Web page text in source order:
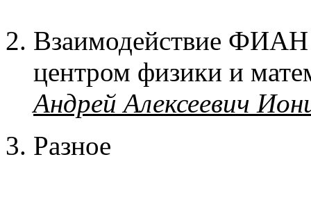
Взаимодействие
центром физики и
Андрей Алексеевич
Разное